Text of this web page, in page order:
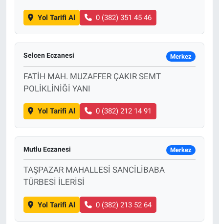
Yol Tarifi Al 0 (382) 351 45 46
Selcen Eczanesi Merkez
FATİH MAH. MUZAFFER ÇAKIR SEMT
POLİKLİNİĞİ YANI
Yol Tarifi Al 0 (382) 212 14 91
Mutlu Eczanesi Merkez
TAŞPAZAR MAHALLESİ SANCİLİBABA
TÜRBESİ İLERİSİ
Yol Tarifi Al 0 (382) 213 52 64
Yaşam
Gözden Kaçmasın
İletişim (Künye)